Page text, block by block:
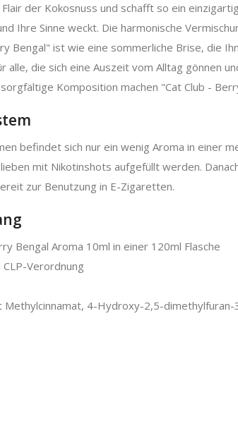
der Kokosnuss und schafft so ein
Ihre Sinne weckt. Die harmonische
Bengal" ist wie eine sommerliche Brise, die
alle, die sich eine Auszeit vom Alltag gönnen
Komposition machen "Cat Club -
befindet sich nur ein wenig Aroma in einer
mit Nikotinshots aufgefüllt werden.
zur Benutzung in E-Zigaretten.
Bengal Aroma 10ml in einer 120ml Flasche
CLP-Verordnung
Methylcinnamat, 4-Hydroxy-2,5-